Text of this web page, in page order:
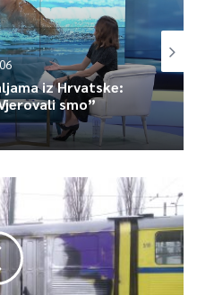
iz Hrvatske:
smo”